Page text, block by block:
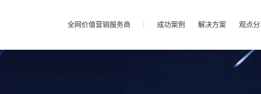
全网价值营销服务商 成功案例 解决方案 观点